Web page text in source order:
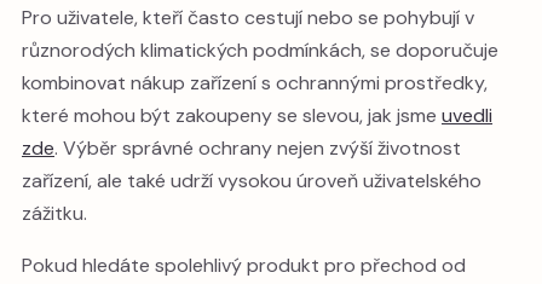
Pro uživatele, kteří často cestují nebo se pohybují v
různorodých klimatických podmínkách, se doporučuje
kombinovat nákup zařízení s ochrannými prostředky,
které mohou být zakoupeny se slevou, jak jsme uvedli
zde. Výběr správné ochrany nejen zvýší životnost
zařízení, ale také udrží vysokou úroveň uživatelského
zážitku.
Pokud hledáte spolehlivý produkt pro přechod od